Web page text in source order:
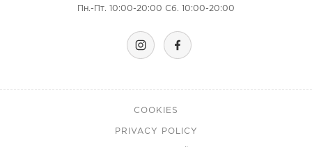
Пн.-Пт. 10:00-20:00 Сб. 10:00-20:00
COOKIES
PRIVACY POLICY